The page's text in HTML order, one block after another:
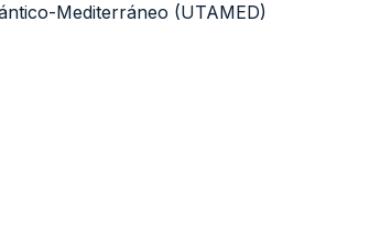
Mediterráneo (UTAMED)